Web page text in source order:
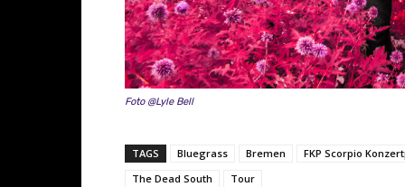
Foto @Lyle Bell
TAGS Bluegrass Bremen
FKP Scorpio
The Dead South
Tour